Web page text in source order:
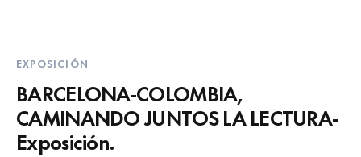
EXPOSICIÓN
BARCELONA-COLOMBIA,
CAMINANDO JUNTOS LA LECTURA-
Exposición.